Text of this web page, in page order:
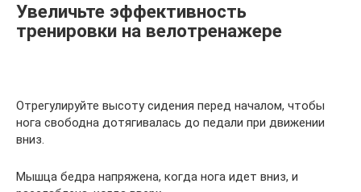
Увеличьте эффективность
тренировки на велотренажере
Отрегулируйте высоту сидения перед началом, чтобы
нога свободна дотягивалась до педали при движении
вниз.
Мышца бедра напряжена, когда нога идет вниз, и